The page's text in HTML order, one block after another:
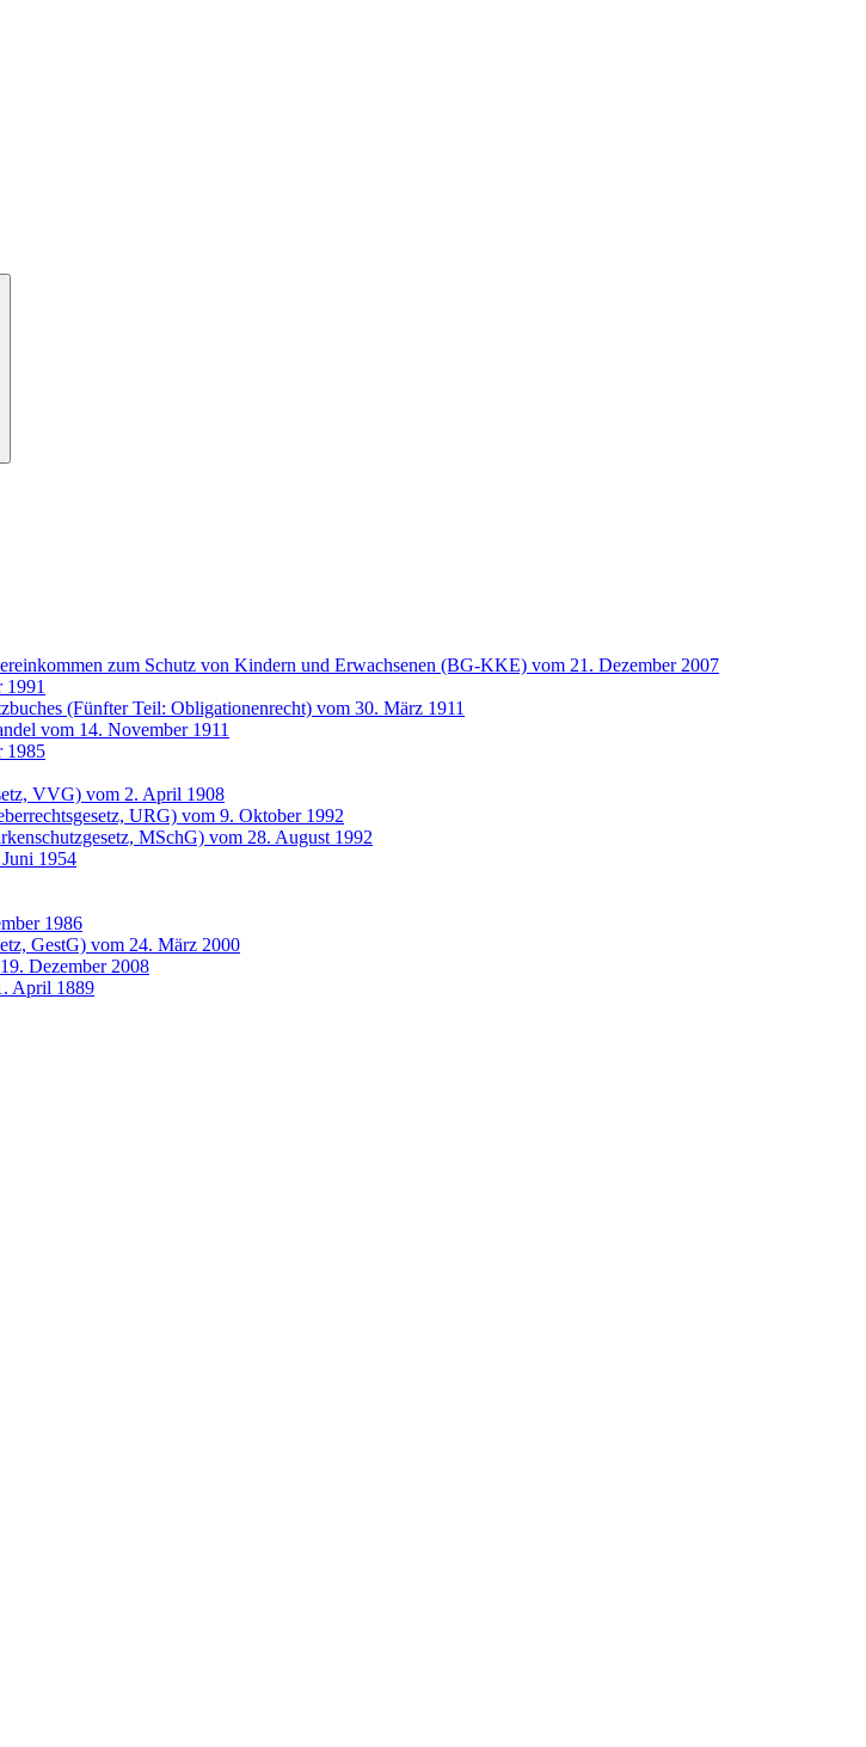
zum Schutz von Kindern und Erwachsenen (BG-KKE) vom 21. Dezember 2007
1991
(Fünfter Teil: Obligationenrecht) vom 30. März 1911
vom 14. November 1911
1985
VVG) vom 2. April 1908
URG) vom 9. Oktober 1992
MSchG) vom 28. August 1992
1954
1986
GestG) vom 24. März 2000
Dezember 2008
April 1889